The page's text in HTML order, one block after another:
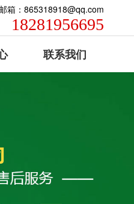
箱：865318918@qq.com
18281956695
联系我们